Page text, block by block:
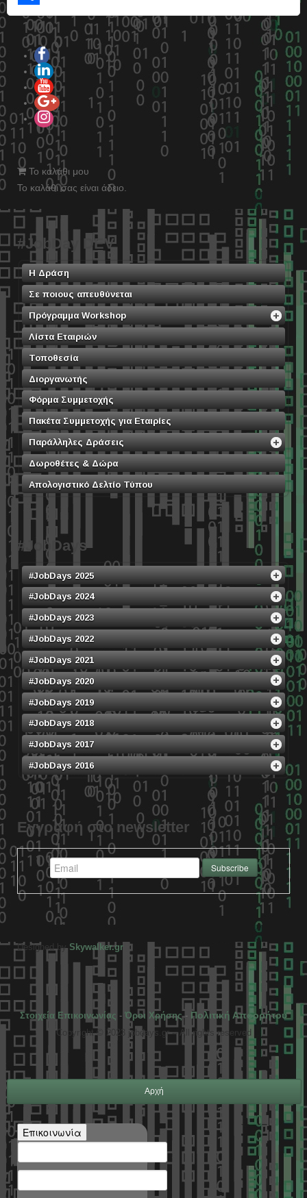
Share
Το καλάθι μου
Το καλάθι σας είναι άδειο.
#JobDay DEV
Η Δράση
Σε ποιους απευθύνεται
Πρόγραμμα Workshop
Λίστα Εταιριών
Τοποθεσία
Διοργανωτής
Φόρμα Συμμετοχής
Πακέτα Συμμετοχής για Εταιρίες
Παράλληλες Δράσεις
Δωροθέτες & Δώρα
Απολογιστικό Δελτίο Τύπου
#JobDays
#JobDays 2025
#JobDays 2024
#JobDays 2023
#JobDays 2022
#JobDays 2021
#JobDays 2020
#JobDays 2019
#JobDays 2018
#JobDays 2017
#JobDays 2016
Εγγραφή στο newsletter
Designed by Skywalker.gr
Στοιχεία Επικοινωνίας - Όροι Χρήσης- Πολιτική Απορρήτου
Copyright © 2023 jobdays.gr -- All rights reserved
Αρχή